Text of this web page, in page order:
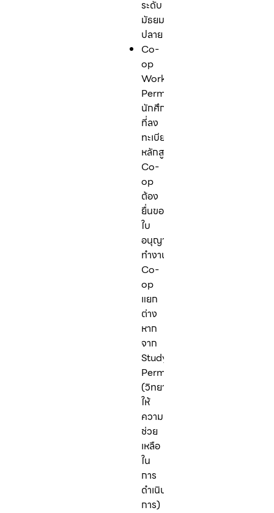
ระดับ
มัธยม
ปลาย
Co-
op
Work
Permit:
นักศึกษา
ที่ลง
ทะเบียน
หลักสูตร
Co-
op
ต้อง
ยื่นขอ
ใบ
อนุญาต
ทำงาน
Co-
op
แยก
ต่าง
หาก
จาก
Study
Permit
(วิทยาลัย
ให้
ความ
ช่วย
เหลือ
ใน
การ
ดำเนิน
การ)